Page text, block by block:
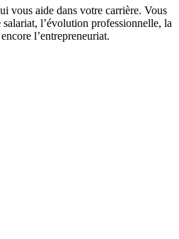
vous aide dans votre carrière. Vous
l’évolution professionnelle, la
l’entrepreneuriat.